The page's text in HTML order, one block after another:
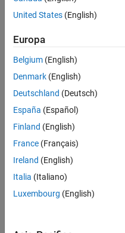
Niblett
/
Bubble
s
on 5
2021
0
United States (English)
Europa
Belgium (English)
Denmark (English)
Deutschland (Deutsch)
España (Español)
Finland (English)
France (Français)
Ireland (English)
Italia (Italiano)
Luxembourg (English)